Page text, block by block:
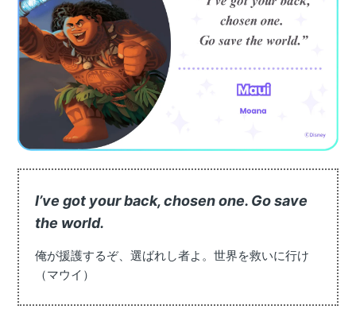
I’ve got your back, chosen one. Go save
the world.
俺が援護するぞ、選ばれし者よ。世界を救いに行け
（マウイ）